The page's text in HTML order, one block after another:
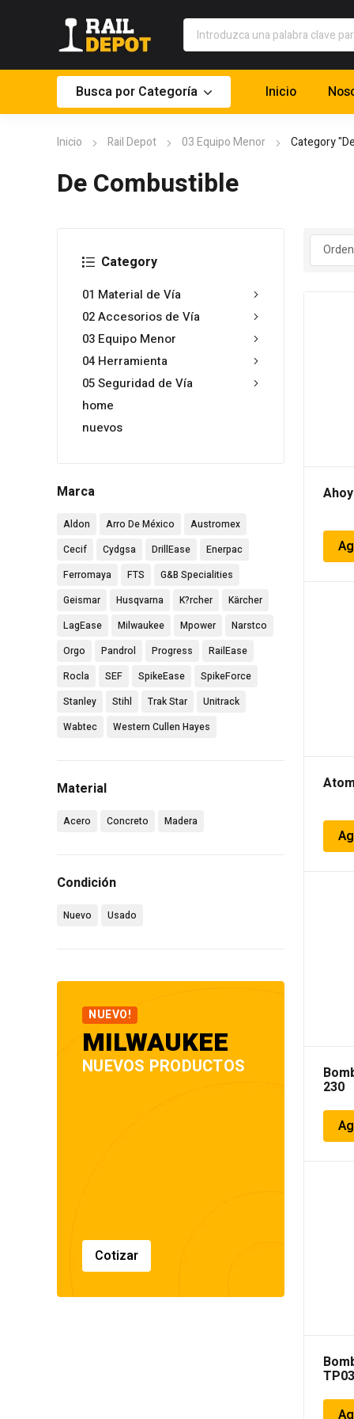
Busca por Categoría Inicio
Inicio Rail Depot 03 Equipo Menor Category
De Combustible
Category
01 Material de Vía
02 Accesorios de Vía
03 Equipo Menor
04 Herramienta
05 Seguridad de Vía
home
nuevos
Marca
Aldon Arro De México
Austromex
Cecif
Cydgsa DrillEase
Enerpac
Ferromaya
FTS
G&B Specialities
Geismar
Husqvarna K?rcher
Kärcher
LagEase
Milwaukee Mpower
Narstco
Orgo
Pandrol Progress
RailEase
Rocla
SEF SpikeEase
SpikeForce
Stanley
Stihl Trak Star
Unitrack
Wabtec
Western Cullen Hayes
Material
Acero Concreto Madera
Condición
Nuevo Usado
NUEVO!
MILWAUKEE
NUEVOS PRODUCTOS
Cotizar
230
TP03